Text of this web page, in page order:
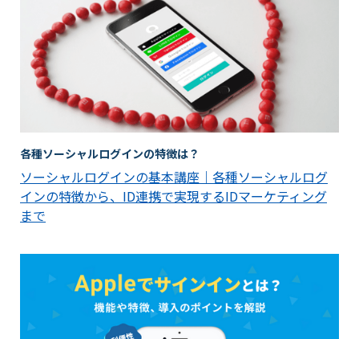
各種ソーシャルログインの特徴は？
ソーシャルログインの基本講座｜各種ソーシャルログ
インの特徴から、ID連携で実現するIDマーケティング
まで